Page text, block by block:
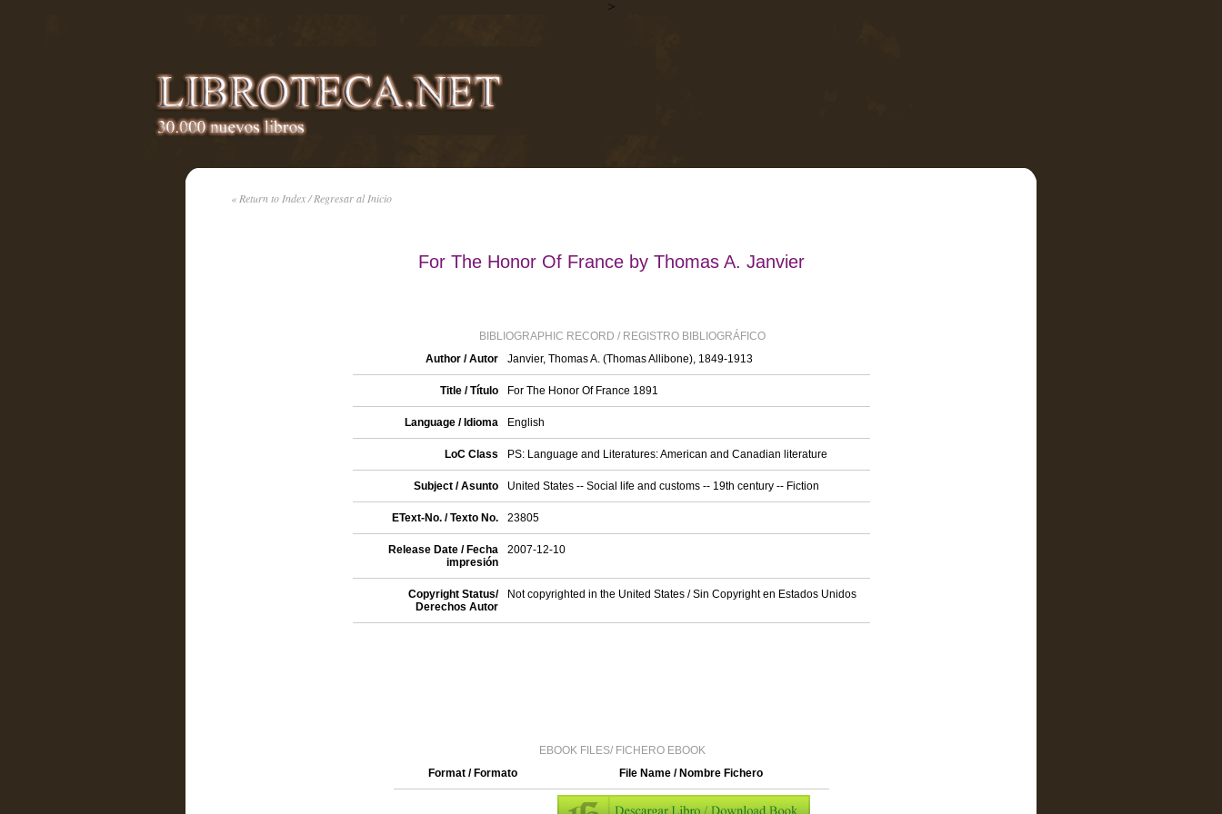
>
« Return to Index / Regresar al Inicio
For The Honor Of France by Thomas A. Janvier
BIBLIOGRAPHIC RECORD / REGISTRO BIBLIOGRÁFICO
Author / Autor
Janvier, Thomas A. (Thomas Allibone), 1849-1913
Title / Título For The Honor Of France 1891
Language / Idioma English
LoC Class PS: Language and Literatures: American and Canadian literature
Subject / Asunto United States -- Social life and customs -- 19th century -- Fiction
EText-No. / Texto No. 23805
Release Date / Fecha
impresión
2007-12-10
Copyright Status/
Derechos Autor
Not copyrighted in the United States / Sin Copyright en Estados Unidos
EBOOK FILES/ FICHERO EBOOK
Format / Formato
File Name / Nombre Fichero